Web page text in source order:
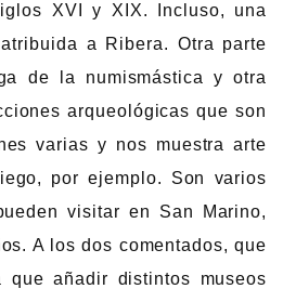
XVI y XIX. Incluso, una
a Ribera. Otra parte
de la numismástica y otra
arqueológicas que son
varias y nos muestra arte
por ejemplo. Son varios
visitar en San Marino,
A los dos comentados, que
que añadir distintos museos